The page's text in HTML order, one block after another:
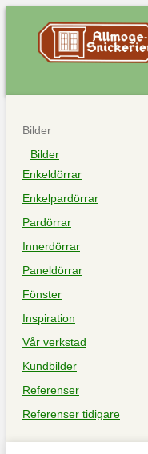
Bilder
Bilder
Enkeldörrar
Enkelpardörrar
Pardörrar
Innerdörrar
Paneldörrar
Fönster
Inspiration
Vår verkstad
Kundbilder
Referenser
Referenser tidigare